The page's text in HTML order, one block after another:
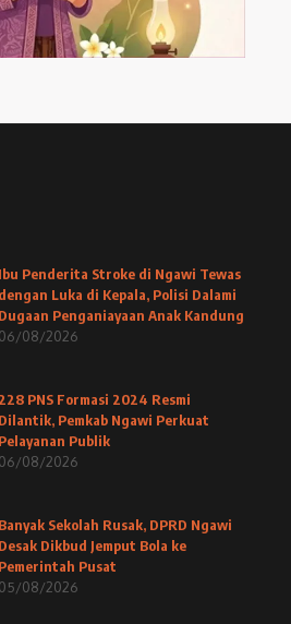
Ibu Penderita Stroke di Ngawi Tewas
dengan Luka di Kepala, Polisi Dalami
Dugaan Penganiayaan Anak Kandung
06/08/2026
228 PNS Formasi 2024 Resmi
Dilantik, Pemkab Ngawi Perkuat
Pelayanan Publik
06/08/2026
Banyak Sekolah Rusak, DPRD Ngawi
Desak Dikbud Jemput Bola ke
Pemerintah Pusat
05/08/2026